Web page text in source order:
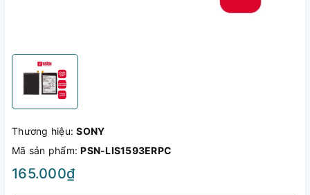
Thương hiệu:SONY
Mã sản phẩm:PSN-LIS1593ERPC
165.000₫